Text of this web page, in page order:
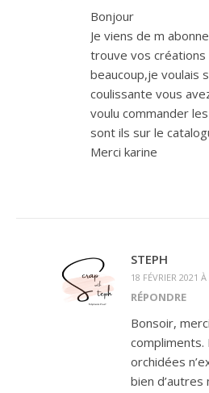
Bonjour
Je viens de m
trouve vos créations
beaucoup,je voulais
coulissante vous
voulu commander
sont ils sur le
Merci karine
STEPH
18 FÉVRIER 2021
RÉPONDRE
Bonsoir,
compliments.
orchidées
bien